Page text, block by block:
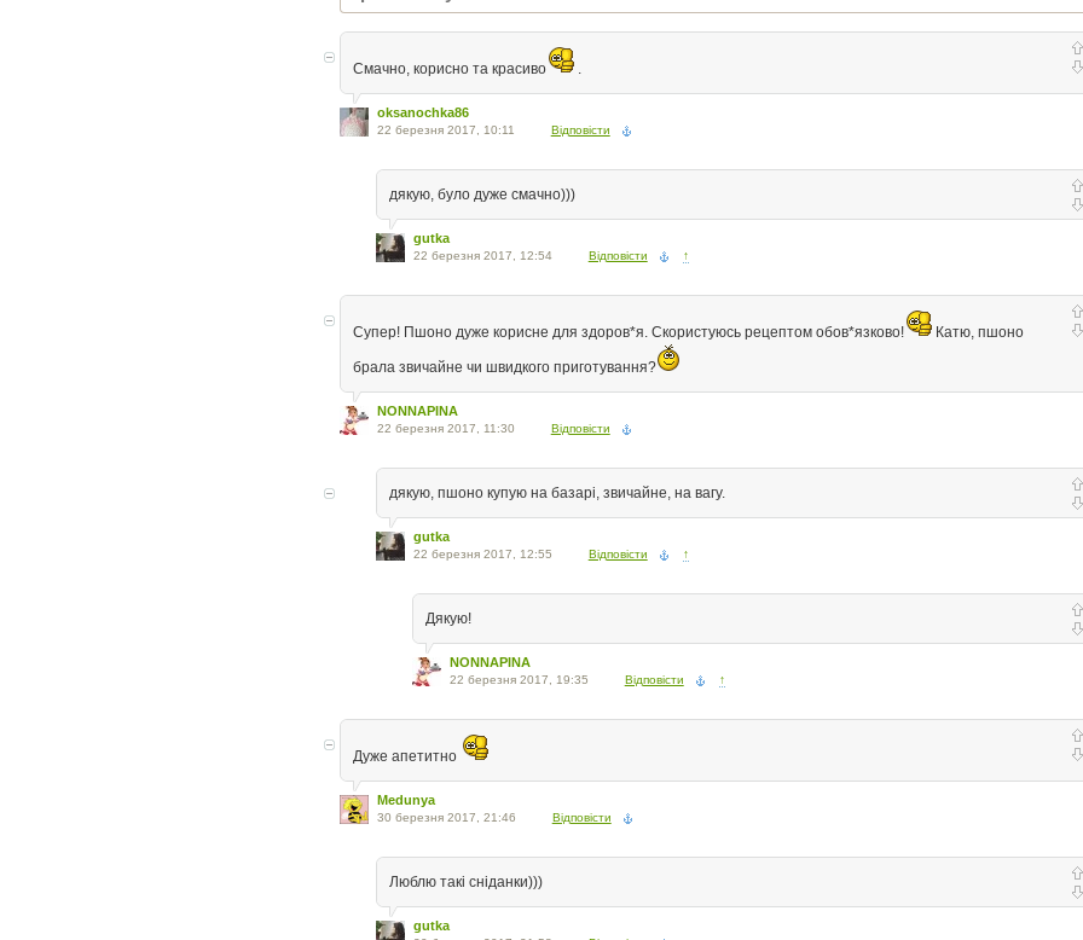
Смачно, корисно та красиво .
oksanochka86
22 березня 2017, 10:11 Відповісти
дякую, було дуже смачно)))
gutka
22 березня 2017, 12:54 Відповісти ↑
Супер! Пшоно дуже корисне для здоров*я. Скористуюсь рецептом обов*язково! Катю, пшоно
брала звичайне чи швидкого приготування?
NONNAPINA
22 березня 2017, 11:30 Відповісти
дякую, пшоно купую на базарі, звичайне, на вагу.
gutka
22 березня 2017, 12:55 Відповісти ↑
Дякую!
NONNAPINA
22 березня 2017, 19:35 Відповісти ↑
Дуже апетитно
Medunya
30 березня 2017, 21:46 Відповісти
Люблю такі сніданки)))
gutka